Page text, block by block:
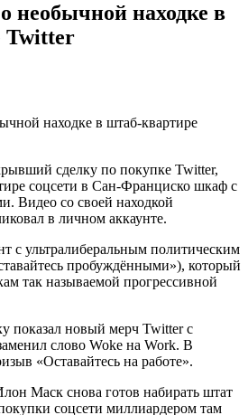
необычной находке в
Twitter
сделку по покупке Twitter,
соцсети в Сан-Франциско шкаф с
Видео со своей находкой
в личном аккаунте.
с ультралиберальным политическим
пробуждёнными»), который
так называемой прогрессивной
показал новый мерч Twitter с
слово Woke на Work. В
«Оставайтесь на работе».
Маск снова готов набирать штат
соцсети миллиардером там